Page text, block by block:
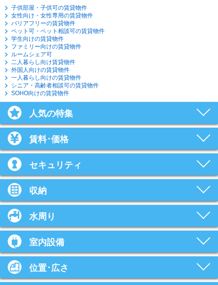
子供部屋・子供可の賃貸物件
女性向け・女性専用の賃貸物件
バリアフリーの賃貸物件
ペット可・ペット相談可の賃貸物件
学生向けの賃貸物件
ファミリー向けの賃貸物件
ルームシェア可
二人暮らし向け賃貸物件
外国人向けの賃貸物件
一人暮らし向けの賃貸物件
シニア・高齢者相談可の賃貸物件
SOHO向けの賃貸物件
人気の特集
賃料･価格
セキュリティ
収納
水周り
室内設備
位置･広さ